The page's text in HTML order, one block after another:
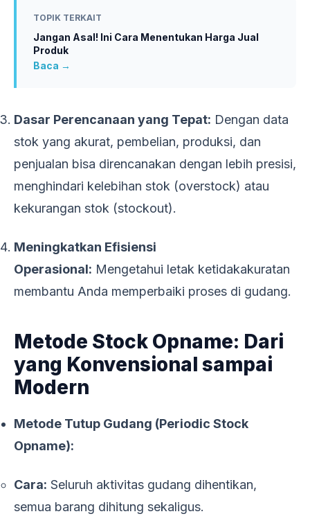
TOPIK TERKAIT
Jangan Asal! Ini Cara Menentukan Harga Jual
Produk
Baca →
Dasar Perencanaan yang Tepat: Dengan data
stok yang akurat, pembelian, produksi, dan
penjualan bisa direncanakan dengan lebih presisi,
menghindari kelebihan stok (overstock) atau
kekurangan stok (stockout).
Meningkatkan Efisiensi
Operasional: Mengetahui letak ketidakakuratan
membantu Anda memperbaiki proses di gudang.
Metode Stock Opname: Dari
yang Konvensional sampai
Modern
Metode Tutup Gudang (Periodic Stock
Opname):
Cara: Seluruh aktivitas gudang dihentikan,
semua barang dihitung sekaligus.